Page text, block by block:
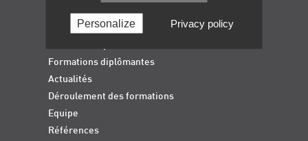
Accueil
Formations diplômantes
Actualités
Déroulement des formations
Equipe
Références
Personalize Privacy policy